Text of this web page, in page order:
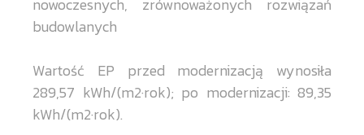
nowoczesnych, zrównoważonych rozwiązań
budowlanych
Wartość EP przed modernizacją wynosiła
289,57 kWh/(m2·rok); po modernizacji: 89,35
kWh/(m2·rok).